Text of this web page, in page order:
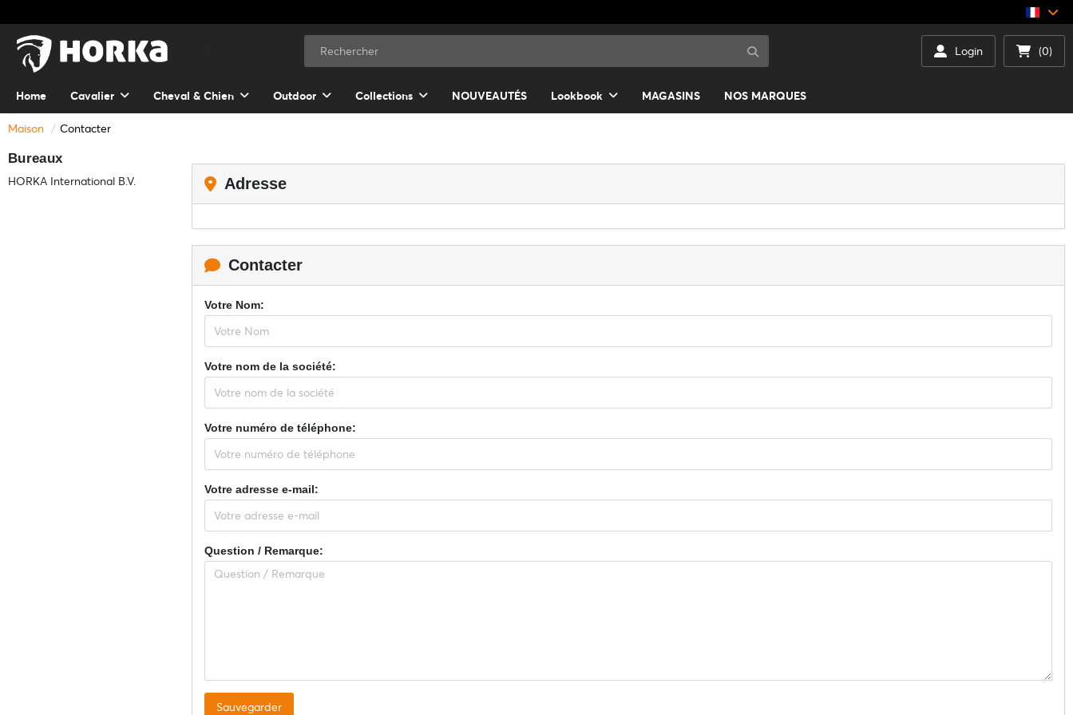
Login (0)
Home Cavalier Cheval & Chien Outdoor Collections NOUVEAUTÉS Lookbook MAGASINS NOS MARQUES
Maison Contacter
Bureaux
HORKA International B.V. Adresse
Contacter
Votre Nom:
Votre nom de la société:
Votre numéro de téléphone:
Votre adresse e-mail:
Question / Remarque: